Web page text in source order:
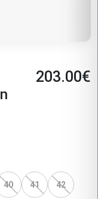
203.00€
40 41 42